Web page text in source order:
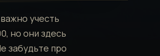
учесть
но они здесь
забудьте про